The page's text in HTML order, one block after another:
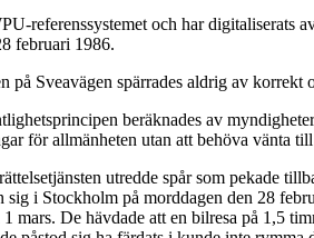
referenssystemet och har digitaliserats
februari 1986.
Sveavägen spärrades aldrig av korrekt
beräknades av
för allmänheten utan att behöva vänta
utredde spår som pekade
i Stockholm på morddagen den 28
De hävdade att en bilresa på 1,5